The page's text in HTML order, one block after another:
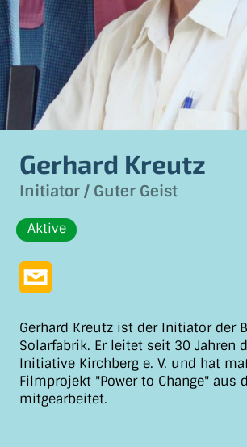
Gerhard Kreutz
Initiator / Guter Geist
Aktive
Gerhard Kreutz ist der Initiator der
Solarfabrik. Er leitet seit 30 Jahren
Initiative Kirchberg e. V. und hat
Filmprojekt "Power to Change" aus
mitgearbeitet.